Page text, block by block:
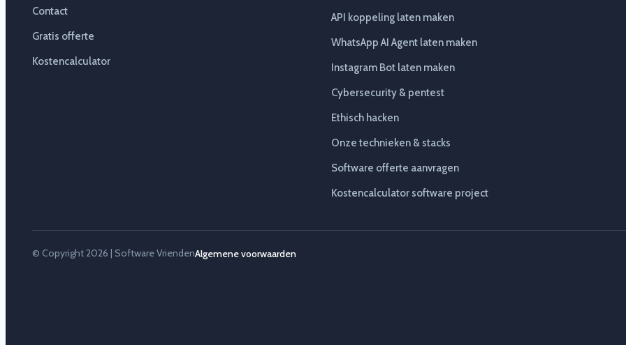
Contact
Gratis offerte
Kostencalculator
API koppeling laten maken
WhatsApp AI Agent laten maken
Instagram Bot laten maken
Cybersecurity & pentest
Ethisch hacken
Onze technieken & stacks
Software offerte aanvragen
Kostencalculator software project
© Copyright 2026 | Software VriendenAlgemene voorwaarden